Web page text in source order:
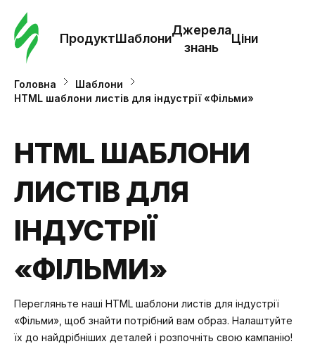
ПродуктШаблони
Джерела
знань
Ціни
Головна
Шаблони
HTML шаблони листів для індустрії «Фільми»
HTML ШАБЛОНИ
ЛИСТІВ ДЛЯ
ІНДУСТРІЇ
«ФІЛЬМИ»
Перегляньте наші HTML шаблони листів для індустрії
«Фільми», щоб знайти потрібний вам образ. Налаштуйте
їх до найдрібніших деталей і розпочніть свою кампанію!